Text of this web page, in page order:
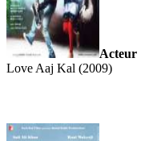
Acteur
Love Aaj Kal (2009)